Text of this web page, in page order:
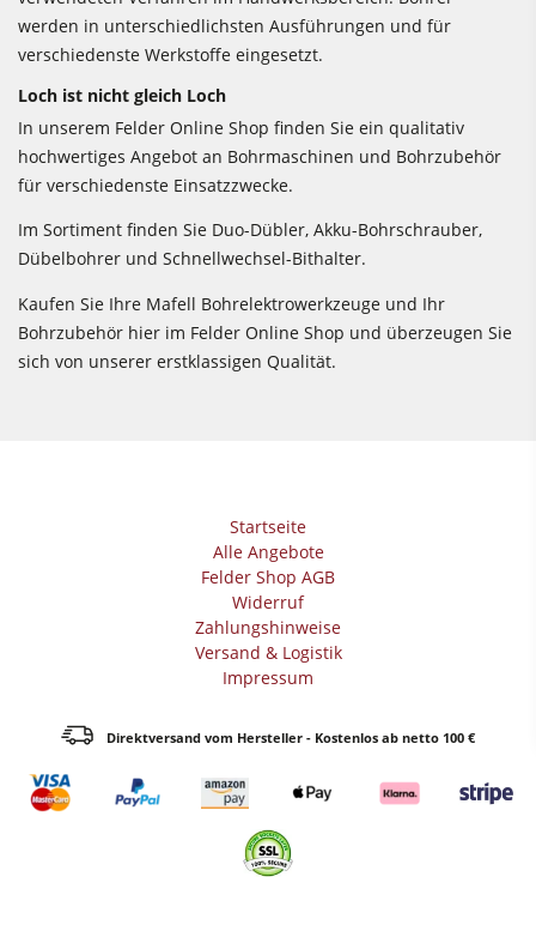
werden in unterschiedlichsten Ausführungen und für
verschiedenste Werkstoffe eingesetzt.
Loch ist nicht gleich Loch
In unserem Felder Online Shop finden Sie ein qualitativ
hochwertiges Angebot an Bohrmaschinen und Bohrzubehör
für verschiedenste Einsatzzwecke.
Im Sortiment finden Sie Duo-Dübler, Akku-Bohrschrauber,
Dübelbohrer und Schnellwechsel-Bithalter.
Kaufen Sie Ihre Mafell Bohrelektrowerkzeuge und Ihr
Bohrzubehör hier im Felder Online Shop und überzeugen Sie
sich von unserer erstklassigen Qualität.
Startseite
Alle Angebote
Felder Shop AGB
Widerruf
Zahlungshinweise
Versand & Logistik
Impressum
Direktversand vom Hersteller - Kostenlos ab netto 100 €